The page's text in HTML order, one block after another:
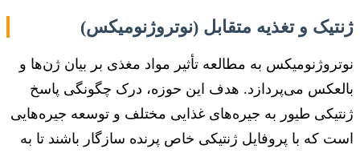
ژنتیک و تغذیه متقابل (نوتروژنومیکس)
نوتروژنومیکس به مطالعه تأثیر مواد مغذی بر بیان ژن‌ها و
بالعکس می‌پردازد. هدف این حوزه، درک چگونگی پاسخ
ژنتیکی طیور به جیره‌های غذایی مختلف و توسعه جیره‌هایی
است که با پروفایل ژنتیکی خاص پرنده سازگار باشند تا به